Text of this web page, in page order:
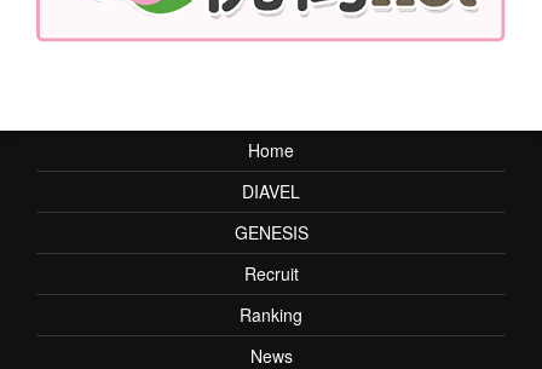
Home
DIAVEL
GENESIS
Recruit
Ranking
News